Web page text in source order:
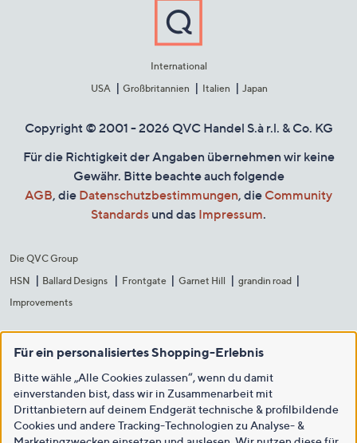
International
USA
Großbritannien Italien Japan
Copyright © 2001 - 2026 QVC Handel S.à r.l. & Co. KG
Für die Richtigkeit der Angaben übernehmen wir keine
Gewähr. Bitte beachte auch folgende
AGB, die Datenschutzbestimmungen, die Community
Standards und das Impressum.
Die QVC Group
HSN
Ballard Designs Frontgate Garnet Hill
grandin road
Improvements
Für ein personalisiertes Shopping-Erlebnis
Bitte wähle „Alle Cookies zulassen“, wenn du damit
einverstanden bist, dass wir in Zusammenarbeit mit
Drittanbietern auf deinem Endgerät technische & profilbildende
Cookies und andere Tracking-Technologien zu Analyse- &